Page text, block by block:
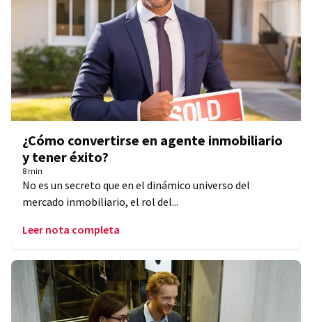
¿Cómo convertirse en agente inmobiliario
y tener éxito?
8 min
No es un secreto que en el dinámico universo del
mercado inmobiliario, el rol del...
Leer nota completa